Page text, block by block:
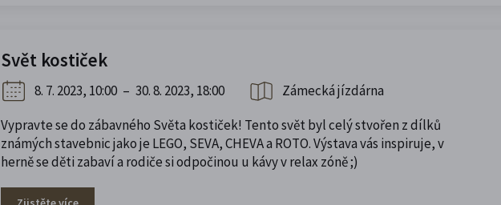
Svět kostiček
8. 7. 2023, 10:00 – 30. 8. 2023, 18:00
Zámecká jízdárna
Vypravte se do zábavného Světa kostiček! Tento svět byl celý stvořen z dílků
známých stavebnic jako je LEGO, SEVA, CHEVA a ROTO. Výstava vás inspiruje, v
herně se děti zabaví a rodiče si odpočinou u kávy v relax zóně ;)